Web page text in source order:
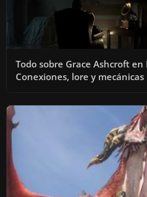
Todo sobre Grace Ashcroft
Conexiones, lore y mecánicas